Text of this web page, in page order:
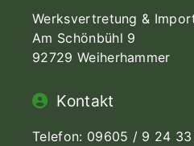
Werksvertretung &
Am Schönbühl 9
92729 Weiherhammer
Kontakt
Telefon: 09605 / 9 24 33